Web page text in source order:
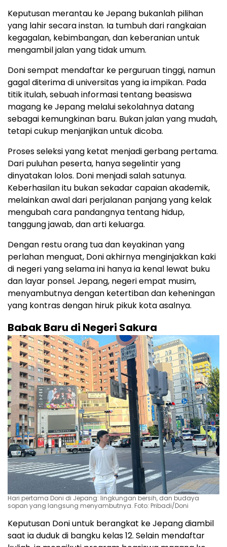
Keputusan merantau ke Jepang bukanlah pilihan
yang lahir secara instan. Ia tumbuh dari rangkaian
kegagalan, kebimbangan, dan keberanian untuk
mengambil jalan yang tidak umum.
Doni sempat mendaftar ke perguruan tinggi, namun
gagal diterima di universitas yang ia impikan. Pada
titik itulah, sebuah informasi tentang beasiswa
magang ke Jepang melalui sekolahnya datang
sebagai kemungkinan baru. Bukan jalan yang mudah,
tetapi cukup menjanjikan untuk dicoba.
Proses seleksi yang ketat menjadi gerbang pertama.
Dari puluhan peserta, hanya segelintir yang
dinyatakan lolos. Doni menjadi salah satunya.
Keberhasilan itu bukan sekadar capaian akademik,
melainkan awal dari perjalanan panjang yang kelak
mengubah cara pandangnya tentang hidup,
tanggung jawab, dan arti keluarga.
Dengan restu orang tua dan keyakinan yang
perlahan menguat, Doni akhirnya menginjakkan kaki
di negeri yang selama ini hanya ia kenal lewat buku
dan layar ponsel. Jepang, negeri empat musim,
menyambutnya dengan ketertiban dan keheningan
yang kontras dengan hiruk pikuk kota asalnya.
Babak Baru di Negeri Sakura
Hari pertama Doni di Jepang: lingkungan bersih, dan budaya
sopan yang langsung menyambutnya. Foto: Pribadi/Doni
Keputusan Doni untuk berangkat ke Jepang diambil
saat ia duduk di bangku kelas 12. Selain mendaftar